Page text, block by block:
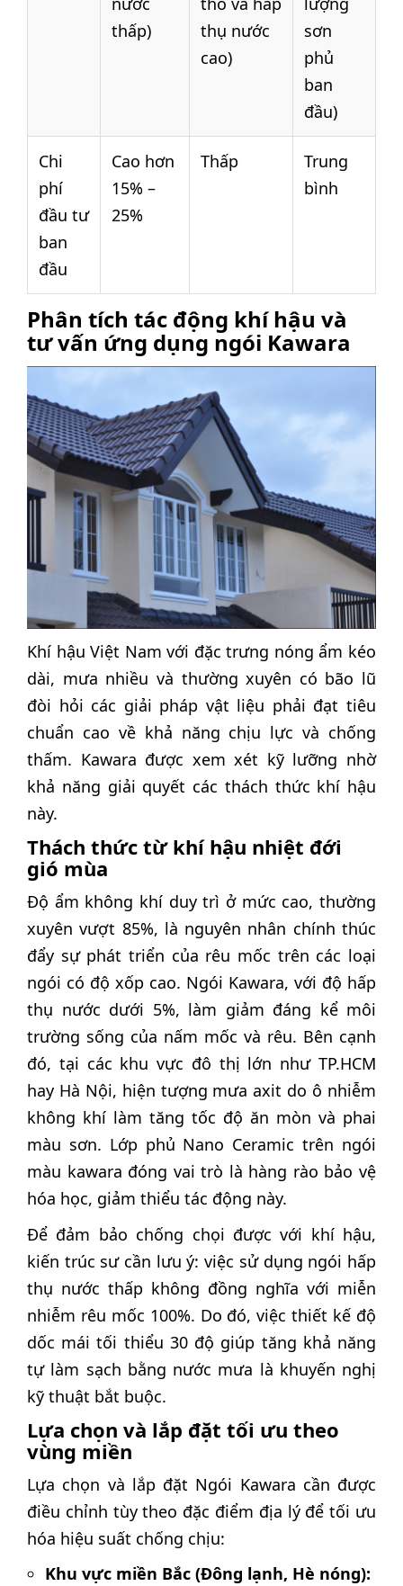
thấp)
thụ nước
cao)
sơn
phủ
ban
đầu)
Chi
phí
đầu tư
ban
đầu
Cao hơn
15% –
25%
Thấp
Trung
bình
Phân tích tác động khí hậu và
tư vấn ứng dụng ngói Kawara
Khí hậu Việt Nam với đặc trưng nóng ẩm kéo
dài, mưa nhiều và thường xuyên có bão lũ
đòi hỏi các giải pháp vật liệu phải đạt tiêu
chuẩn cao về khả năng chịu lực và chống
thấm. Kawara được xem xét kỹ lưỡng nhờ
khả năng giải quyết các thách thức khí hậu
này.
Thách thức từ khí hậu nhiệt đới
gió mùa
Độ ẩm không khí duy trì ở mức cao, thường
xuyên vượt 85%, là nguyên nhân chính thúc
đẩy sự phát triển của rêu mốc trên các loại
ngói có độ xốp cao. Ngói Kawara, với độ hấp
thụ nước dưới 5%, làm giảm đáng kể môi
trường sống của nấm mốc và rêu. Bên cạnh
đó, tại các khu vực đô thị lớn như TP.HCM
hay Hà Nội, hiện tượng mưa axit do ô nhiễm
không khí làm tăng tốc độ ăn mòn và phai
màu sơn. Lớp phủ Nano Ceramic trên ngói
màu kawara đóng vai trò là hàng rào bảo vệ
hóa học, giảm thiểu tác động này.
Để đảm bảo chống chọi được với khí hậu,
kiến trúc sư cần lưu ý: việc sử dụng ngói hấp
thụ nước thấp không đồng nghĩa với miễn
nhiễm rêu mốc 100%. Do đó, việc thiết kế độ
dốc mái tối thiểu 30 độ giúp tăng khả năng
tự làm sạch bằng nước mưa là khuyến nghị
kỹ thuật bắt buộc.
Lựa chọn và lắp đặt tối ưu theo
vùng miền
Lựa chọn và lắp đặt Ngói Kawara cần được
điều chỉnh tùy theo đặc điểm địa lý để tối ưu
hóa hiệu suất chống chịu:
Khu vực miền Bắc (Đông lạnh, Hè nóng):